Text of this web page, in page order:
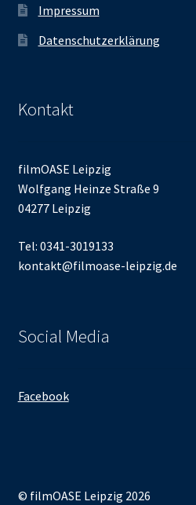
Impressum
Datenschutzerklärung
Kontakt
filmOASE Leipzig
Wolfgang Heinze Straße 9
04277 Leipzig
Tel: 0341-3019133
kontakt@filmoase-leipzig.de
Social Media
Facebook
© filmOASE Leipzig 2026